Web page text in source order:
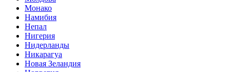
Монако
Намибия
Непал
Нигерия
Нидерланды
Никарагуа
Новая Зеландия